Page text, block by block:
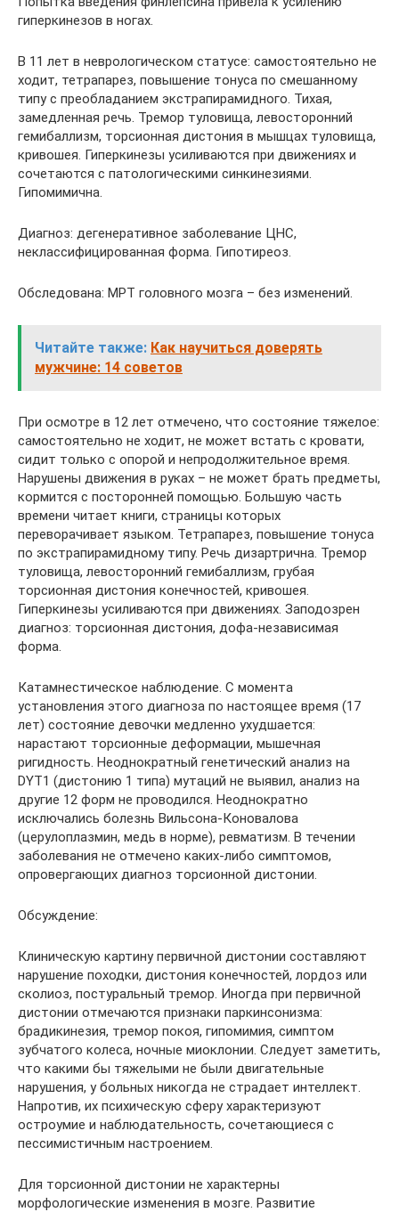
гиперкинезов в ногах.
В 11 лет в неврологическом статусе: самостоятельно не
ходит, тетрапарез, повышение тонуса по смешанному
типу с преобладанием экстрапирамидного. Тихая,
замедленная речь. Тремор туловища, левосторонний
гемибаллизм, торсионная дистония в мышцах туловища,
кривошея. Гиперкинезы усиливаются при движениях и
сочетаются с патологическими синкинезиями.
Гипомимична.
Диагноз: дегенеративное заболевание ЦНС,
неклассифицированная форма. Гипотиреоз.
Обследована: МРТ головного мозга – без изменений.
Читайте также: Как научиться доверять
мужчине: 14 советов
При осмотре в 12 лет отмечено, что состояние тяжелое:
самостоятельно не ходит, не может встать с кровати,
сидит только с опорой и непродолжительное время.
Нарушены движения в руках – не может брать предметы,
кормится с посторонней помощью. Большую часть
времени читает книги, страницы которых
переворачивает языком. Тетрапарез, повышение тонуса
по экстрапирамидному типу. Речь дизартрична. Тремор
туловища, левосторонний гемибаллизм, грубая
торсионная дистония конечностей, кривошея.
Гиперкинезы усиливаются при движениях. Заподозрен
диагноз: торсионная дистония, дофа-независимая
форма.
Катамнестическое наблюдение. С момента
установления этого диагноза по настоящее время (17
лет) состояние девочки медленно ухудшается:
нарастают торсионные деформации, мышечная
ригидность. Неоднократный генетический анализ на
DYT1 (дистонию 1 типа) мутаций не выявил, анализ на
другие 12 форм не проводился. Неоднократно
исключались болезнь Вильсона-Коновалова
(церулоплазмин, медь в норме), ревматизм. В течении
заболевания не отмечено каких-либо симптомов,
опровергающих диагноз торсионной дистонии.
Обсуждение:
Клиническую картину первичной дистонии составляют
нарушение походки, дистония конечностей, лордоз или
сколиоз, постуральный тремор. Иногда при первичной
дистонии отмечаются признаки паркинсонизма:
брадикинезия, тремор покоя, гипомимия, симптом
зубчатого колеса, ночные миоклонии. Следует заметить,
что какими бы тяжелыми не были двигательные
нарушения, у больных никогда не страдает интеллект.
Напротив, их психическую сферу характеризуют
остроумие и наблюдательность, сочетающиеся с
пессимистичным настроением.
Для торсионной дистонии не характерны
морфологические изменения в мозге. Развитие